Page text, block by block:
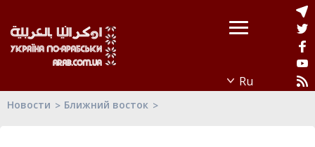
Новости Ближний восток